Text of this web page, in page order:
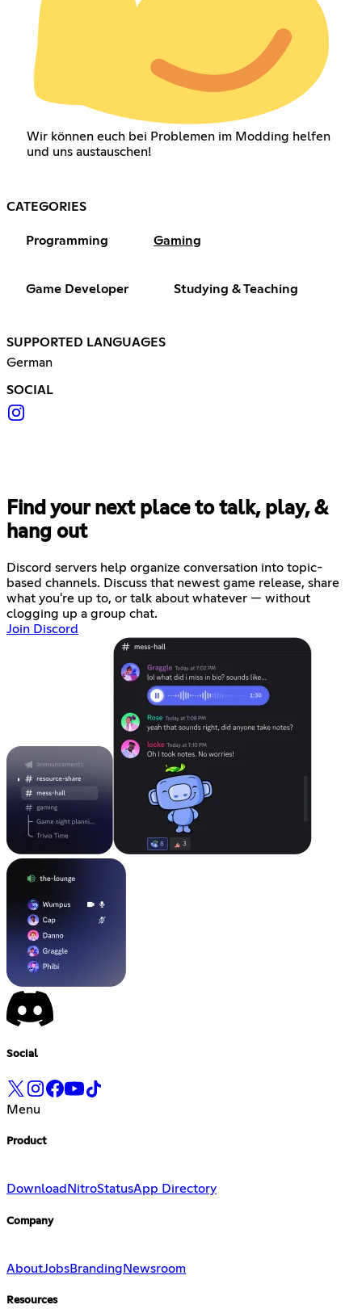
Wir können euch bei Problemen im Modding helfen
und uns austauschen!
CATEGORIES
Programming Gaming
Game Developer Studying & Teaching
SUPPORTED LANGUAGES
German
SOCIAL
Find your next place to talk, play, &
hang out
Discord servers help organize conversation into topic-
based channels. Discuss that newest game release, share
what you're up to, or talk about whatever — without
clogging up a group chat.
Join Discord
Social
Menu
Product
Download NitroStatusApp Directory
Company
AboutJobsBranding Newsroom
Resources